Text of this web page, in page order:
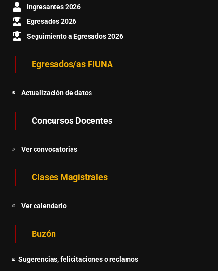
Ingresantes 2026
Egresados 2026
Seguimiento a Egresados 2026
Egresados/as FIUNA
Actualización de datos
Concursos Docentes
Ver convocatorias
Clases Magistrales
Ver calendario
Buzón
Sugerencias, felicitaciones o reclamos